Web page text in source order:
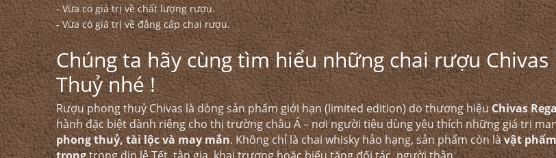
- Vừa có giá trị về chất lượng rượu.
- Vừa có giá trị về đẳng cấp chai rượu.
Chúng ta hãy cùng tìm hiểu những chai rượu Chivas
Thuỷ nhé !
Rượu phong thuỷ Chivas là dòng sản phẩm giới hạn (limited edition) do thương hiệuChivas
hành đặc biệt dành riêng cho thị trường châu Á – nơi người tiêu dùng yêu thích những giá trị
phong thuỷ, tài lộc và may mắn. Không chỉ là chai whisky hảo hạng, sản phẩm còn làvật